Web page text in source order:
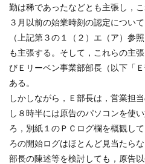
勤は稀であったなどとも主張し，
３月以前の始業時刻の認定につい
（上記第３の１（２）エ（ア）参
も主張する。そして，これらの主
びＥリーベン事業部部長（以下「
ある。
しかしながら，Ｅ部長は，営業担
し８時半には原告のパソコンを使
ろ，別紙１のＰＣログ欄を概観し
ろの開始ログはほとんど見当たら
部長の陳述等を検討しても，原告